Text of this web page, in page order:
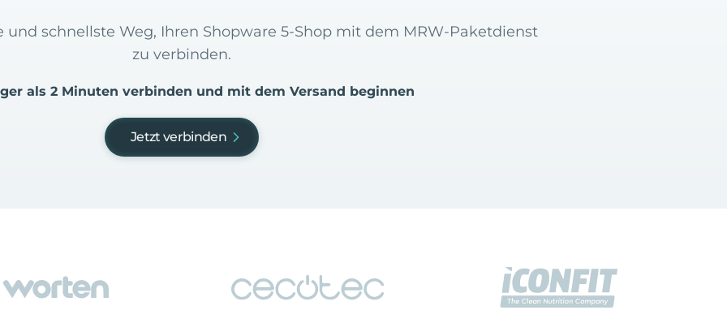
und schnellste Weg, Ihren Shopware 5-Shop mit dem MRW-Paketdienst
zu verbinden.
als 2 Minuten verbinden und mit dem Versand beginnen
Jetzt verbinden